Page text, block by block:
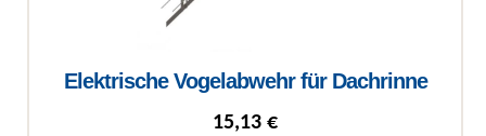
Elektrische Vogelabwehr für Dachrinne
15,13 €